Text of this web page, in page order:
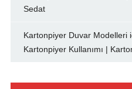
Sedat
Kartonpiyer Duvar Modelleri
Kartonpiyer Kullanımı |